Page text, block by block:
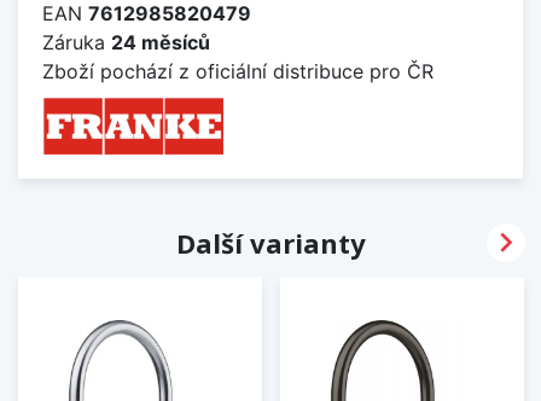
EAN 7612985820479
Záruka 24 měsíců
Zboží pochází z oficiální distribuce pro ČR
Další varianty 